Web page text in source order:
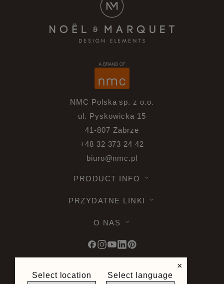
NMC Polska sp. z o.o.
ul. Pyskowicka 15
41-807 Zabrze
+48 32 373 24 42
biuro@nmc.pl
PRODUCT INFO
PRZYDATNE LINKI
O NAS
© 2026 Noel & Marquet. Wszelkie prawa
×
Select location Select language